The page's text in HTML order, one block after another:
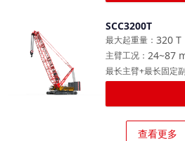
SCC3200T
320 T
最大起重量 ：
24~87
主臂工况 ：
最长主臂+最长固定
查看更多